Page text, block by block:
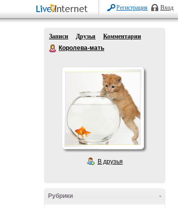
Регистрация Вход
Записи Друзья
Комментарии
Королева-мать
В друзья
-
Рубрики